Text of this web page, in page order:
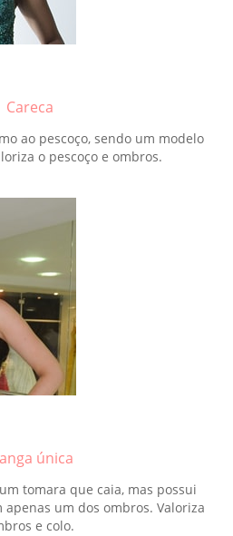
Careca
ao pescoço, sendo um modelo
o pescoço e ombros.
única
tomara que caia, mas possui
um dos ombros. Valoriza
e colo.